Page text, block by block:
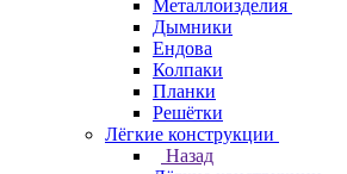
Металлоизделия
Дымники
Ендова
Колпаки
Планки
Решётки
Лёгкие конструкции
Назад